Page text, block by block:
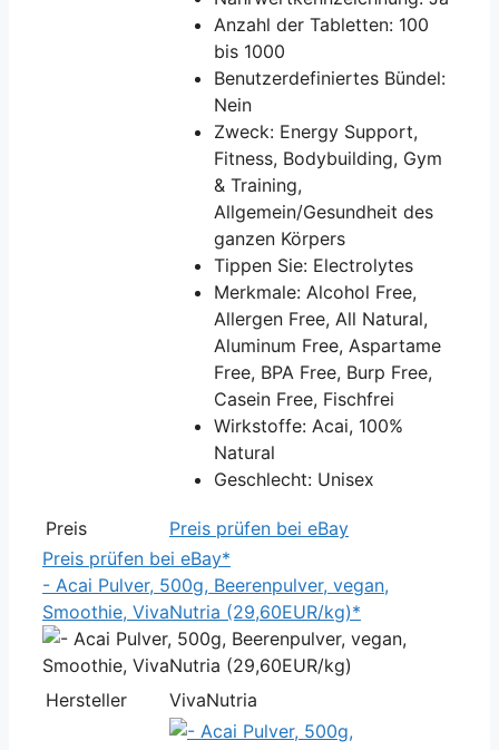
Anzahl der Tabletten: 100
bis 1000
Benutzerdefiniertes Bündel:
Nein
Zweck: Energy Support,
Fitness, Bodybuilding, Gym
& Training,
Allgemein/Gesundheit des
ganzen Körpers
Tippen Sie: Electrolytes
Merkmale: Alcohol Free,
Allergen Free, All Natural,
Aluminum Free, Aspartame
Free, BPA Free, Burp Free,
Casein Free, Fischfrei
Wirkstoffe: Acai, 100%
Natural
Geschlecht: Unisex
Preis
Preis prüfen bei eBay
Preis prüfen bei eBay*
- Acai Pulver, 500g, Beerenpulver, vegan,
Smoothie, VivaNutria (29,60EUR/kg)*
Hersteller VivaNutria